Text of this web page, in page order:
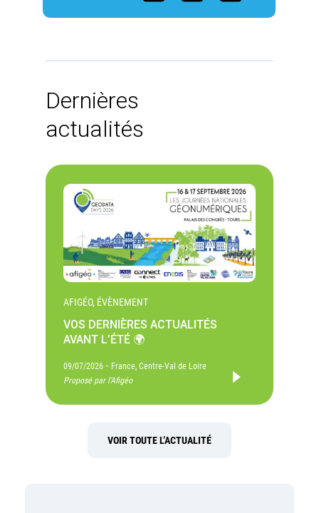
Dernières
actualités
AFIGÉO, ÉVÈNEMENT
VOS DERNIÈRES ACTUALITÉS
AVANT L’ÉTÉ 🌍
09/07/2026 - France, Centre-Val de Loire
Proposé par l'Afigéo
VOIR TOUTE L’ACTUALITÉ